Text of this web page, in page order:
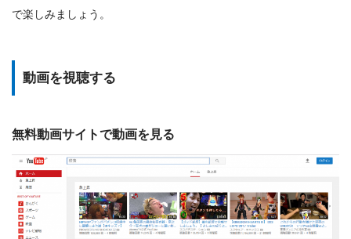
で楽しみましょう。
動画を視聴する
無料動画サイトで動画を見る